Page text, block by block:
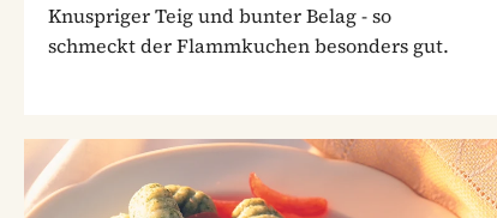
Knuspriger Teig und bunter Belag - so
schmeckt der Flammkuchen besonders gut.